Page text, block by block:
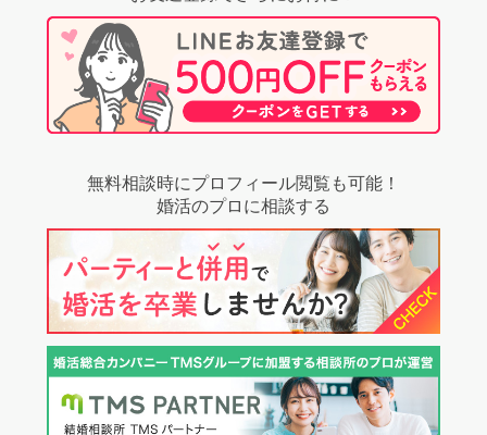
無料相談時にプロフィール閲覧も可能！
婚活のプロに相談する